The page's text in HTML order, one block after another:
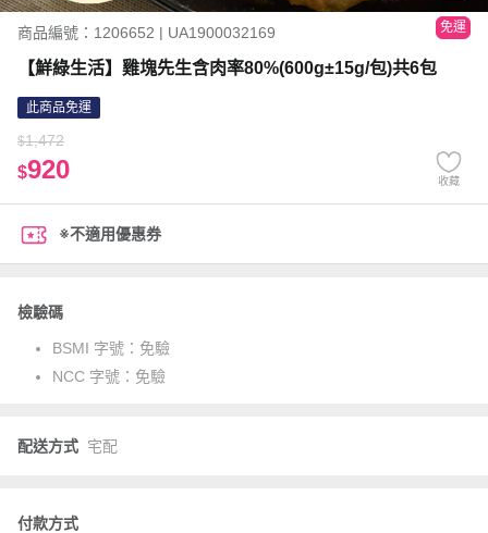
商品編號：1206652 | UA1900032169 免運
【鮮綠生活】雞塊先生含肉率80%(600g±15g/包)共6包
此商品免運
$1,472
$920 收藏
※不適用優惠券
檢驗碼
BSMI 字號： 免驗
NCC 字號： 免驗
配送方式 宅配
付款方式